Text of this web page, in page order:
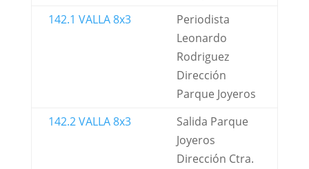
142.1 VALLA 8x3
Periodista
Leonardo
Rodriguez
Dirección
Parque Joyeros
142.2 VALLA 8x3
Salida Parque
Joyeros
Dirección Ctra.